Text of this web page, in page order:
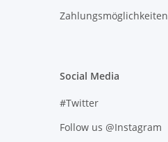
Zahlungsmöglichkeiten
Social Media
#Twitter
Follow us @Instagram